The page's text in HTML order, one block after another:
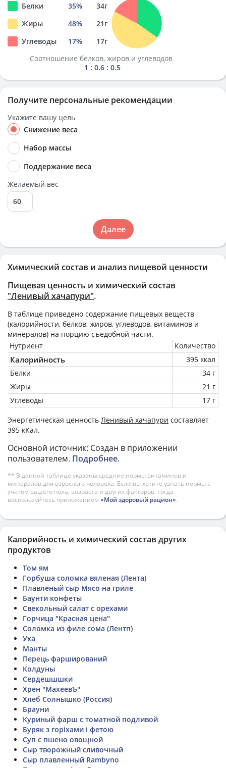
Химический состав и анализ пищевой ценности
Пищевая ценность и химический состав
"Ленивый хачапури".
В таблице приведено содержание пищевых веществ
(калорийности, белков, жиров, углеводов, витаминов и
минералов) на порцию съедобной части.
Нутриент
Количество
Калорийность
395 ккал
Белки
34 г
Жиры
21 г
Углеводы
17 г
Энергетическая ценность Ленивый хачапури составляет
395 кКал.
Основной источник: Создан в приложении
пользователем. Подробнее.
** В данной таблице указаны средние нормы витаминов и
минералов для взрослого человека. Если вы хотите узнать нормы с
учетом вашего пола, возраста и других факторов, тогда
воспользуйтесь приложением «Мой здоровый рацион».
Белки 35% 34г
Жиры
48% 21г
Углеводы
17% 17г
Соотношение белков, жиров и углеводов
1 : 0.6 : 0.5
Получите персональные рекомендации
Укажите вашу цель
Снижение веса
Набор массы
Поддержание веса
Желаемый вес
Далее
Калорийность и химический состав других
продуктов
Том ям
Горбуша соломка вяленая (Лента)
Плавленый сыр Мясо на гриле
Баунти конфеты
Свекольный салат с орехами
Горчица "Красная цена"
Соломка из филе сома (Лентп)
Уха
Манты
Перець фарширований
Колдуны
Сердешшшки
Хрен "МахеевЪ"
Хлеб Солнышко (Россия)
Брауни
Куриный фарш с томатной подливой
Буряк з горіхами і фетою
Суп с пшено овощной
Сыр творожный сливочный
Сыр плавленный Rambyno